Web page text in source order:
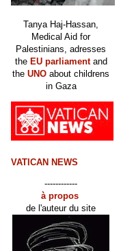
Tanya Haj-Hassan,
Medical Aid for
Palestinians, adresses
the EU parliamentand
the UNO about childrens
in Gaza
VATICAN NEWS
------------
à propos
de l'auteur du site